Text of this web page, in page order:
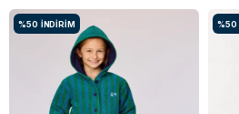
%50 İNDIRIM %50